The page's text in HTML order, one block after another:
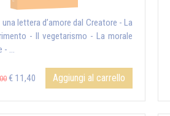
lettera d’amore dal Creatore - La
- Il vegetarismo - La morale
- ...
€ 11,40 Aggiungi al carrello